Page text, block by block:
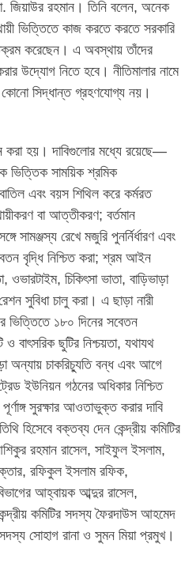
জিয়াউর রহমান। তিনি বলেন, অনেক
ভিত্তিতে কাজ করতে করতে সরকারি
করেছেন। এ অবস্থায় তাঁদের
উদ্যোগ নিতে হবে। নীতিমালার নামে
কোনো সিদ্ধান্ত গ্রহণযোগ্য নয়।
করা হয়। দাবিগুলোর মধ্যে রয়েছে—
ভিত্তিক সাময়িক শ্রমিক
এবং বয়স শিথিল করে কর্মরত
বা আত্তীকরণ; বর্তমান
সামঞ্জস্য রেখে মজুরি পুনর্নির্ধারণ এবং
বৃদ্ধি নিশ্চিত করা; শ্রম আইন
ওভারটাইম, চিকিৎসা ভাতা, বাড়িভাড়া
সুবিধা চালু করা। এ ছাড়া নারী
ভিত্তিতে ১৮০ দিনের সবেতন
বাৎসরিক ছুটির নিশ্চয়তা, যথাযথ
চাকরিচ্যুতি বন্ধ এবং আগে
ইউনিয়ন গঠনের অধিকার নিশ্চিত
সুরক্ষার আওতাভুক্ত করার দাবি
হিসেবে বক্তব্য দেন কেন্দ্রীয় কমিটির
রহমান রাসেল, সাইফুল ইসলাম,
রফিকুল ইসলাম রফিক,
আহ্বায়ক আব্দুর রাসেল,
কমিটির সদস্য ফৈরদাউস আহমেদ
সোহাগ রানা ও সুমন মিয়া প্রমুখ।